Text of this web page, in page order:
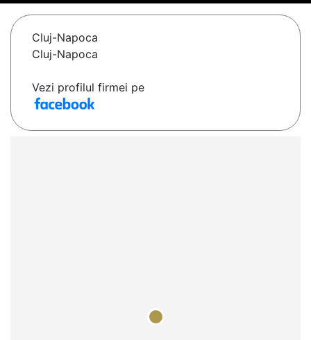
Cluj-Napoca
Cluj-Napoca
Vezi profilul firmei pe